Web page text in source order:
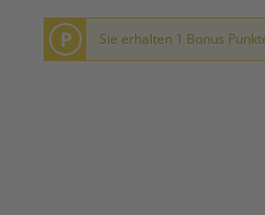
P Sie erhalten 1 Bonus